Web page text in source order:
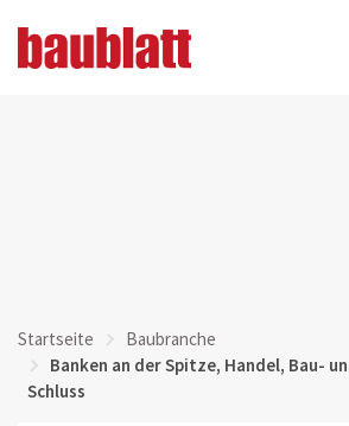
Startseite
Baubranche
Banken an der Spitze, Handel, Bau-
Schluss